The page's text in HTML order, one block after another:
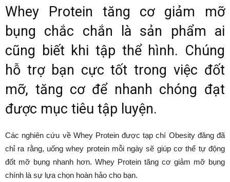
Whey Protein tăng cơ giảm mỡ
bụng chắc chắn là sản phẩm ai
cũng biết khi tập thể hình. Chúng
hỗ trợ bạn cực tốt trong việc đốt
mỡ, tăng cơ để nhanh chóng đạt
được mục tiêu tập luyện.
Các nghiên cứu về Whey Protein được tạp chí Obesity đăng đã
chỉ ra rằng, uống whey protein mỗi ngày sẽ giúp cơ thể tự động
đốt mỡ bụng nhanh hơn. Whey Protein tăng cơ giảm mỡ bụng
chính là sự lựa chọn hoàn hảo cho bạn.